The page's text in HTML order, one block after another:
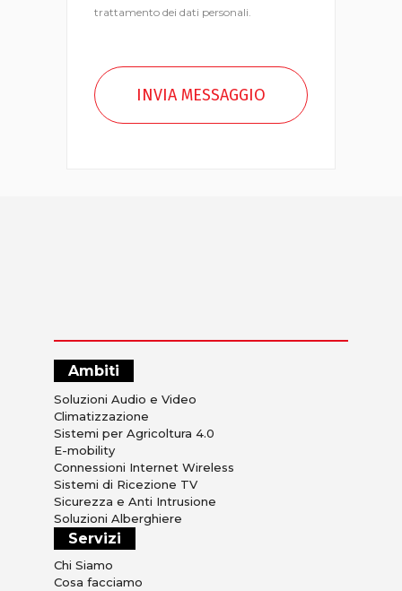
trattamento dei dati personali.
Ambiti
Soluzioni Audio e Video
Climatizzazione
Sistemi per Agricoltura 4.0
E-mobility
Connessioni Internet Wireless
Sistemi di Ricezione TV
Sicurezza e Anti Intrusione
Soluzioni Alberghiere
Servizi
Chi Siamo
Cosa facciamo